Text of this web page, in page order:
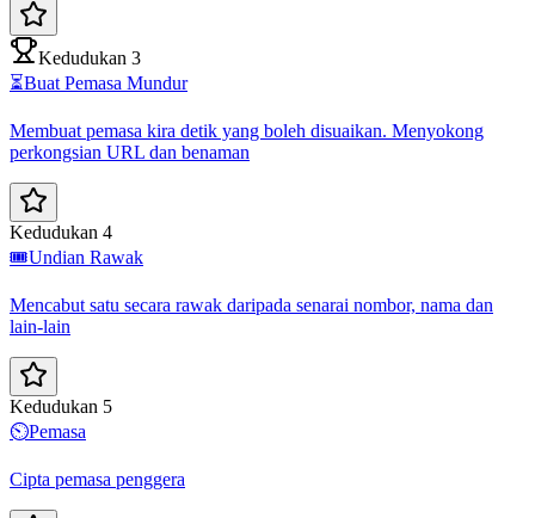
Kedudukan 3
⏳Buat Pemasa Mundur
Membuat pemasa kira detik yang boleh disuaikan. Menyokong
perkongsian URL dan benaman
Kedudukan 4
🎟️Undian Rawak
Mencabut satu secara rawak daripada senarai nombor, nama dan
lain-lain
Kedudukan 5
⏲️Pemasa
Cipta pemasa penggera